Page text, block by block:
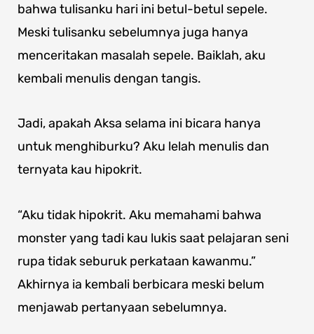
bahwa tulisanku hari ini betul-betul sepele.
Meski tulisanku sebelumnya juga hanya
menceritakan masalah sepele. Baiklah, aku
kembali menulis dengan tangis.
Jadi, apakah Aksa selama ini bicara hanya
untuk menghiburku? Aku lelah menulis dan
ternyata kau hipokrit.
“Aku tidak hipokrit. Aku memahami bahwa
monster yang tadi kau lukis saat pelajaran seni
rupa tidak seburuk perkataan kawanmu.”
Akhirnya ia kembali berbicara meski belum
menjawab pertanyaan sebelumnya.